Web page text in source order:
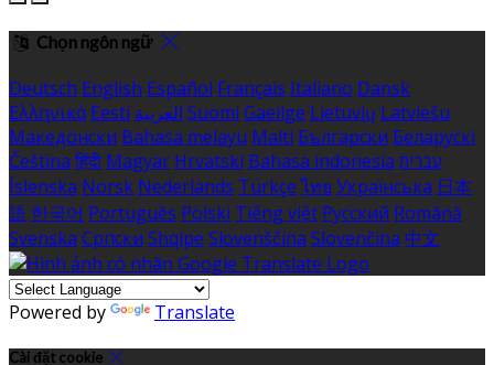
Chọn ngôn ngữ
Deutsch English Español Français Italiano Dansk
Ελληνικά Eesti العربية Suomi Gaeilge Lietuvių Latviešu
Македонски Bahasa melayu Malti Български Беларускі
Čeština हिंदी Magyar Hrvatski Bahasa indonesia עברית
Íslenska Norsk Nederlands Türkçe ไทย Українська 日本
語 한국어 Português Polski Tiếng việt Русский Română
Svenska Српски Shqipe Slovenščina Slovenčina 中文
Powered by Translate
Cài đặt cookie